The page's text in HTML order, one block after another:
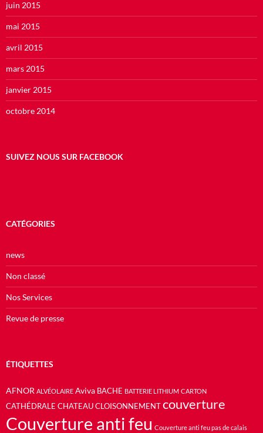
juin 2015
mai 2015
avril 2015
mars 2015
janvier 2015
octobre 2014
SUIVEZ NOUS SUR FACEBOOK
CATÉGORIES
news
Non classé
Nos Services
Revue de presse
ÉTIQUETTES
AFNOR ALVÉOLAIRE Aviva BACHE BATTERIE LITHIUM CARTON
CATHÉDRALE CHATEAU CLOISONNEMENT couverture
Couverture anti feu Couverture anti feu pas de calais